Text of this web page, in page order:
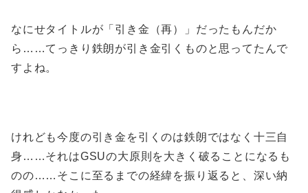
なにせタイトルが「引き金（再）」だったもんだか
ら……てっきり鉄朗が引き金引くものと思ってたんで
すよね。
けれども今度の引き金を引くのは鉄朗ではなく十三自
身……それはGSUの大原則を大きく破ることになるも
のの……そこに至るまでの経緯を振り返ると、深い納